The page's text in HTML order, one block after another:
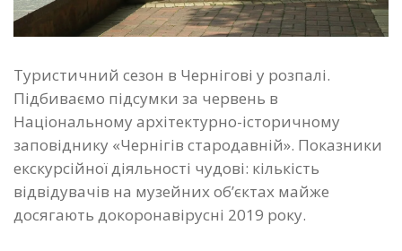
Туристичний сезон в Чернігові у розпалі.
Підбиваємо підсумки за червень в
Національному архітектурно-історичному
заповіднику «Чернігів стародавній». Показники
екскурсійної діяльності чудові: кількість
відвідувачів на музейних об’єктах майже
досягають докоронавірусні 2019 року.